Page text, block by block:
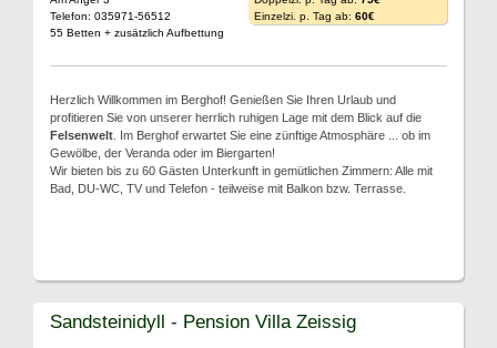
Telefon: 035971-56512
55 Betten + zusätzlich Aufbettung
Einzelzi. p. Tag ab: 60€
Herzlich Willkommen im Berghof! Genießen Sie Ihren Urlaub und
profitieren Sie von unserer herrlich ruhigen Lage mit dem Blick auf die
Felsenwelt . Im Berghof erwartet Sie eine zünftige Atmosphäre ... ob im
Gewölbe, der Veranda oder im Biergarten!
Wir bieten bis zu 60 Gästen Unterkunft in gemütlichen Zimmern: Alle mit
Bad, DU-WC, TV und Telefon - teilweise mit Balkon bzw. Terrasse.
Sandsteinidyll - Pension Villa Zeissig